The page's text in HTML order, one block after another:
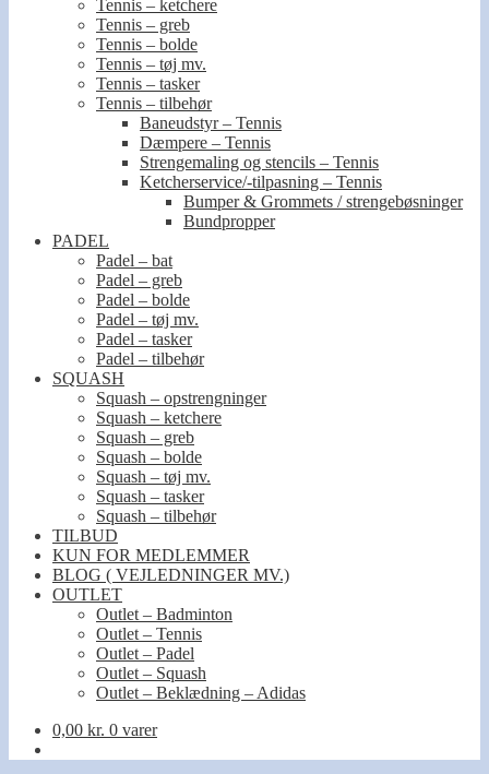
Tennis – ketchere
Tennis – greb
Tennis – bolde
Tennis – tøj mv.
Tennis – tasker
Tennis – tilbehør
Baneudstyr – Tennis
Dæmpere – Tennis
Strengemaling og stencils – Tennis
Ketcherservice/-tilpasning – Tennis
Bumper & Grommets / strengebøsninger
Bundpropper
PADEL
Padel – bat
Padel – greb
Padel – bolde
Padel – tøj mv.
Padel – tasker
Padel – tilbehør
SQUASH
Squash – opstrengninger
Squash – ketchere
Squash – greb
Squash – bolde
Squash – tøj mv.
Squash – tasker
Squash – tilbehør
TILBUD
KUN FOR MEDLEMMER
BLOG ( VEJLEDNINGER MV.)
OUTLET
Outlet – Badminton
Outlet – Tennis
Outlet – Padel
Outlet – Squash
Outlet – Beklædning – Adidas
0,00 kr. 0 varer